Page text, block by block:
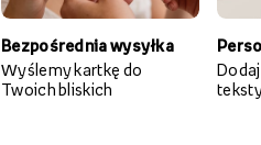
Bezpośrednia wysyłka
Wyślemy kartkę do
Twoich bliskich